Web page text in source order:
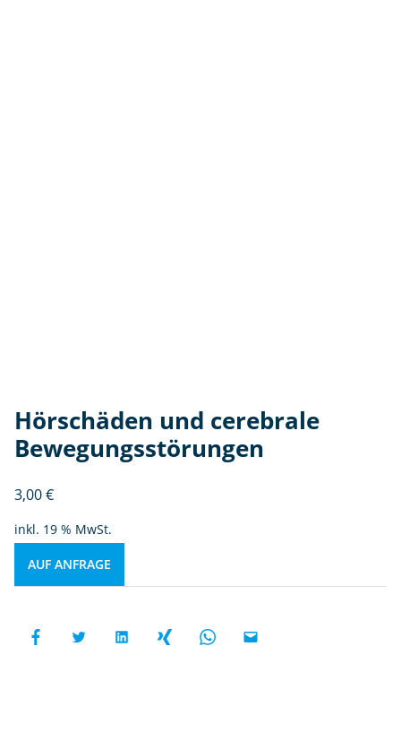
Hörschäden und cerebrale
Bewegungsstörungen
3,00€
inkl. 19 % MwSt.
AUF ANFRAGE